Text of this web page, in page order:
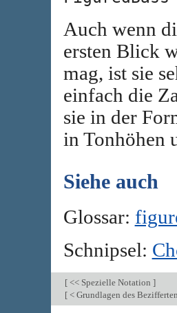
Auch wenn
ersten Blick
mag, ist sie
einfach die
sie in der
in Tonhöhen
Siehe auch
Glossar:
Schnipsel:
[<< Spezielle Notation ]
[< Grundlagen des